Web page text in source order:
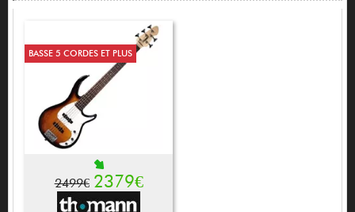
BASSE 5 CORDES ET PLUS
2499€ 2379€